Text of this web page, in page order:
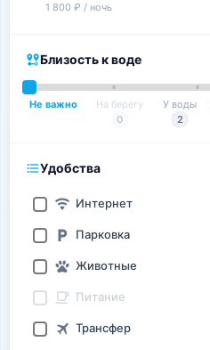
1 800 ₽ / ночь
Близость к воде
Не важно
На берегу
0
У воды
2
Удобства
Интернет
Парковка
Животные
Питание
Трансфер